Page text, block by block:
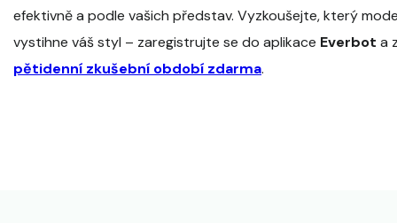
efektivně a podle vašich představ. Vyzkoušejte, který
vystihne váš styl – zaregistrujte se do aplikace Everbot a
pětidenní zkušební období zdarma.